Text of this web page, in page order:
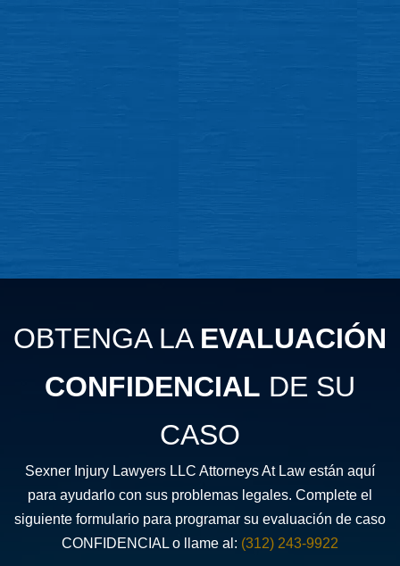
OBTENGA LA EVALUACIÓN
CONFIDENCIAL DE SU
CASO
Sexner Injury Lawyers LLC Attorneys At Law están aquí
para ayudarlo con sus problemas legales. Complete el
siguiente formulario para programar su evaluación de caso
CONFIDENCIAL o llame al: (312) 243-9922